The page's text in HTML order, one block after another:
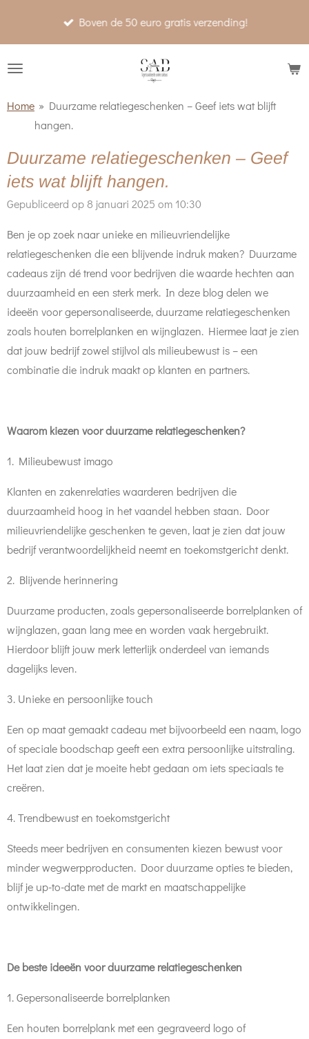
de
Boven de 50 euro gratis verzending!
Home » Duurzame relatiegeschenken – Geef iets wat blijft
hangen.
Duurzame relatiegeschenken – Geef
iets wat blijft hangen.
Gepubliceerd op 8 januari 2025 om 10:30
Ben je op zoek naar unieke en milieuvriendelijke
relatiegeschenken die een blijvende indruk maken? Duurzame
cadeaus zijn dé trend voor bedrijven die waarde hechten aan
duurzaamheid en een sterk merk. In deze blog delen we
ideeën voor gepersonaliseerde, duurzame relatiegeschenken
zoals houten borrelplanken en wijnglazen. Hiermee laat je zien
dat jouw bedrijf zowel stijlvol als milieubewust is – een
combinatie die indruk maakt op klanten en partners.
Waarom kiezen voor duurzame relatiegeschenken?
1. Milieubewust imago
Klanten en zakenrelaties waarderen bedrijven die
duurzaamheid hoog in het vaandel hebben staan. Door
milieuvriendelijke geschenken te geven, laat je zien dat jouw
bedrijf verantwoordelijkheid neemt en toekomstgericht denkt.
2. Blijvende herinnering
Duurzame producten, zoals gepersonaliseerde borrelplanken of
wijnglazen, gaan lang mee en worden vaak hergebruikt.
Hierdoor blijft jouw merk letterlijk onderdeel van iemands
dagelijks leven.
3. Unieke en persoonlijke touch
Een op maat gemaakt cadeau met bijvoorbeeld een naam, logo
of speciale boodschap geeft een extra persoonlijke uitstraling.
Het laat zien dat je moeite hebt gedaan om iets speciaals te
creëren.
4. Trendbewust en toekomstgericht
Steeds meer bedrijven en consumenten kiezen bewust voor
minder wegwerpproducten. Door duurzame opties te bieden,
blijf je up-to-date met de markt en maatschappelijke
ontwikkelingen.
De beste ideeën voor duurzame relatiegeschenken
1. Gepersonaliseerde borrelplanken
Een houten borrelplank met een gegraveerd logo of